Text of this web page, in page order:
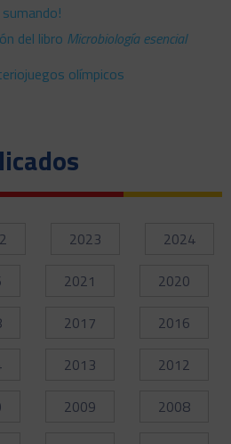
del libro Microbiología esencial
olímpicos
2023
2024
2021
2020
2017
2016
2013
2012
2009
2008